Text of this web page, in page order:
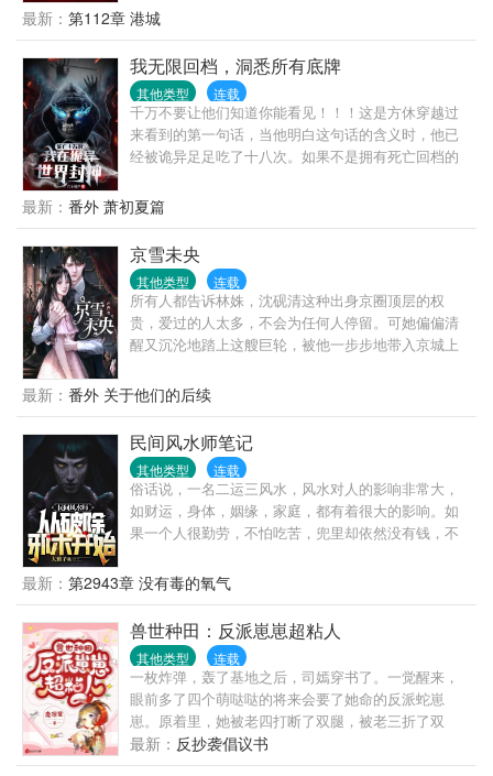
护，大仇要报，江山帝位，也要分一杯羹。这辈子，
桀骜少年，偏立在她墙头傲然：“颠个皇权罢了，记
住，天下归你，你——归我！”----------------------------------
------------------------——幽州十三京。——归你。——漠
北定元城。——归你。——江南豫州，定西东海，临
安青湖，洛阳古城。——都归你。——全都归我，谢
--------------------------最初他漠然道：“沈谢两家泾渭分
明，沈家丫头突然示好，不怀好意！”后来他冷静
道：“都是一条绳上的蚂蚱，沈妙你安分点，有本候担
着，谁敢逼你嫁人？”再后来他傲娇道：“颠个乾坤不过
如此。沈娇娇，万里江山，你我二人瓜分如何？”最
后，他霸气的把手一挥：“媳妇，分来分去甚麻烦，不
分了！全归你，你归我！”沈妙：“给本宫滚出去！”霸
气重生的皇后凉凉和不良少年谢小候爷，男女主身心
持哦~
姗姗来迟，却坐在全场的主位上，连翻译司司长对他
都毕恭毕敬。周惜装作不认识他，面带笑容，敬了他
一杯酒。他气场凌然，嗓音低沉慵懒，“章老带的学生
不会错的。”宴会结束，他们心照不宣的进了1308的房
门。—待周惜意识到事情脱轨时，果断提出停止他们
之间的关系。应珩之指腹缓缓摩挲她的下巴，面色冷
漠，声音暗哑像是压着怒火，“你把我当做什么？”周惜
扭头，语气平静，“枕边挚友而已。”他怒极反笑，紧握
掀了掀眼皮，声音阴沉漠然，面无表情说，“好，别后
悔就好。”—几个月后的高级晚宴上，周惜盛装出席，
终于目睹了沪圈顶级豪门千金的姿容。拍卖会后，人
人都听说了京圈太子爷应珩之连续拍下数十个藏品，
豪掷八十个亿。身旁好友惊讶问他原因。他双眸浓黑
如墨，视线始终落在和旁边人欢声笑语的女人身上。
他强压暗瘾，声音晦暗低语。“哄人”
最新： 第112章 港城
我无限回档，洞悉所有底牌
其他类型 连载
千万不要让他们知道你能看见！！！这是方休穿越过
来看到的第一句话，当他明白这句话的含义时，他已
经被诡异足足吃了十八次。如果不是拥有死亡回档的
着，他决定清除全世界所有诡异！我叫方休，至死方
休。我于死亡中重生，亦于死亡中封神！
最新： 番外 萧初夏篇
京雪未央
其他类型 连载
所有人都告诉林姝，沈砚清这种出身京圈顶层的权
贵，爱过的人太多，不会为任何人停留。可她偏偏清
醒又沉沦地踏上这艘巨轮，被他一步步地带入京城上
去美国。
最新： 番外 关于他们的后续
民间风水师笔记
其他类型 连载
俗话说，一名二运三风水，风水对人的影响非常大，
如财运，身体，姻缘，家庭，都有着很大的影响。如
果一个人很勤劳，不怕吃苦，兜里却依然没有钱，不
运，想不想暴富，想的话，就翻开第一页继续往下
看……
最新： 第2943章 没有毒的氧气
兽世种田：反派崽崽超粘人
其他类型 连载
一枚炸弹，轰了基地之后，司嫣穿书了。一觉醒来，
眼前多了四个萌哒哒的将来会要了她命的反派蛇崽
崽。原着里，她被老四打断了双腿，被老三折了双
臂，被老二弄瞎了双眼，被老大刺穿心脏一命呜呼。
司嫣两腿一蹬。不，老娘不能躺...
最新： 反抄袭倡议书